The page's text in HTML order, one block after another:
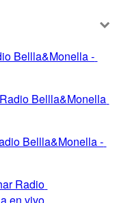
Bellla&Monella -
Bellla&Monella
Bellla&Monella -
Radio
en vivo